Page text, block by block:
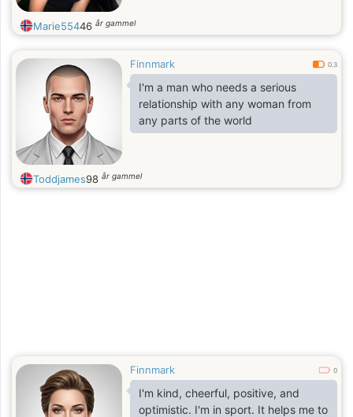
Marie55446 år gammel
Finnmark 0.3
I'm a man who needs a serious
relationship with any woman from
any parts of the world
Toddjames98 år gammel
Finnmark 0
I'm kind, cheerful, positive, and
optimistic. I'm in sport. It helps me to